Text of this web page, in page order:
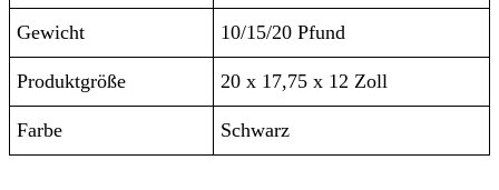
Gewicht ‎10/15/20 Pfund
Produktgröße ‎20 x 17,75 x 12 Zoll
Farbe Schwarz